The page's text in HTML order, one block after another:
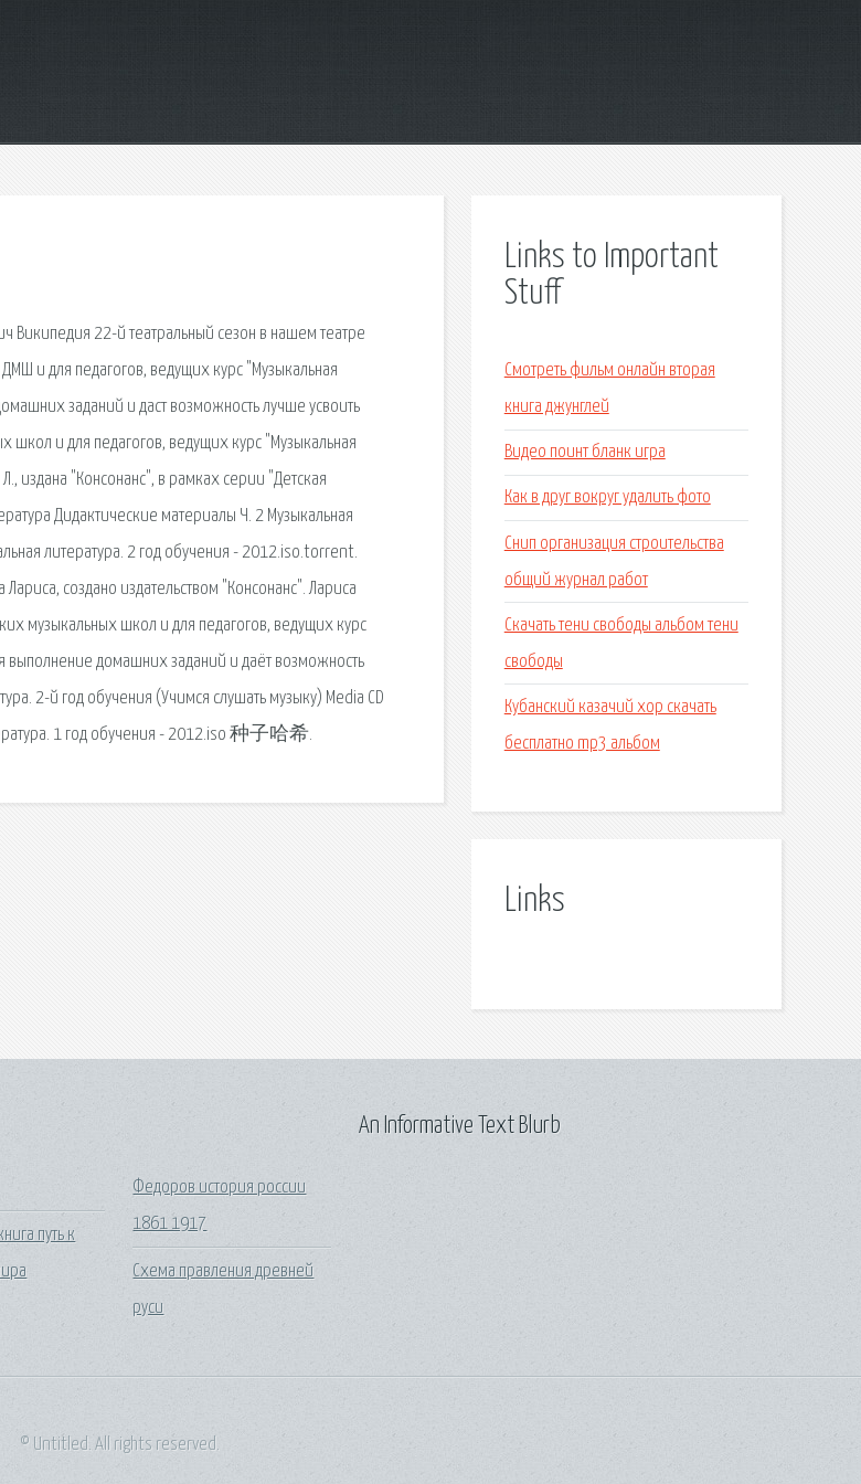
Википедия 22-й театральный сезон в нашем театре
и для педагогов, ведущих курс "Музыкальная
заданий и даст возможность лучше усвоить
школ и для педагогов, ведущих курс "Музыкальная
издана "Консонанс", в рамках серии "Детская
Дидактические материалы Ч. 2 Музыкальная
литература. 2 год обучения - 2012.iso.torrent.
создано издательством "Консонанс". Лариса
музыкальных школ и для педагогов, ведущих курс
выполнение домашних заданий и даёт возможность
2-й год обучения (Учимся слушать музыку) Media CD
1 год обучения - 2012.iso 种子哈希.
Links to Important
Stuff
Смотреть фильм онлайн вторая
книга джунглей
Видео поинт бланк игра
Как в друг вокруг удалить фото
Снип организация строительства
общий журнал работ
Скачать тени свободы альбом тени
свободы
Кубанский казачий хор скачать
бесплатно mp3 альбом
Links
путь к
Федоров история россии
1861 1917
Схема правления древней
руси
An Informative Text Blurb
© Untitled. All rights reserved.